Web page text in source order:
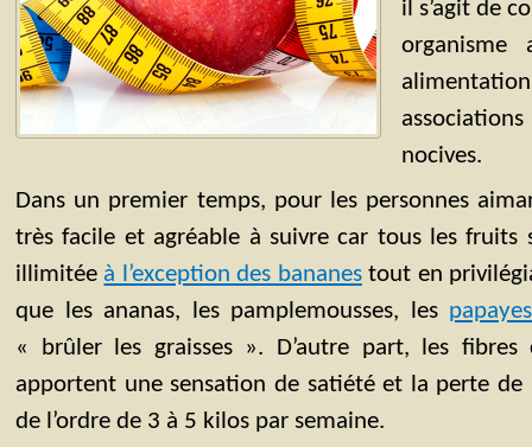
il s’agit de
organisme
nocives.
Dans un premier temps, pour les personnes
très facile et agréable à suivre car tous les fruits
illimitée à l’exception des bananestout en
que les ananas, les pamplemousses, les papayes
« brûler les graisses ». D’autre part, les fibres
apportent une sensation de satiété et la perte
de l’ordre de 3 à 5 kilos par semaine.